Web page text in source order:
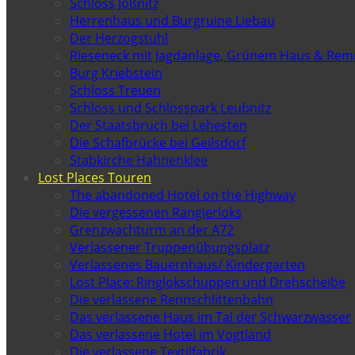
Herrenhaus und Burgruine Liebau
Der Herzogstuhl
Rieseneck mit Jagdanlage, Grünem Haus &
Burg Kriebstein
Schloss Treuen
Schloss und Schlosspark Leubnitz
Der Staatsbruch bei Lehesten
Die Schafbrücke bei Geilsdorf
Stabkirche Hahnenklee
Lost Places Touren
The abandoned Hotel on the Highway
Die vergessenen Rangierloks
Grenzwachturm an der A72
Verlassener Truppenübungsplatz
Verlassenes Bauernhaus/ Kindergarten
Lost Place: Ringlokschuppen und Drehscheibe
Die verlassene Rennschlittenbahn
Das verlassene Haus im Tal der Schwarzwasser
Das verlassene Hotel im Vogtland